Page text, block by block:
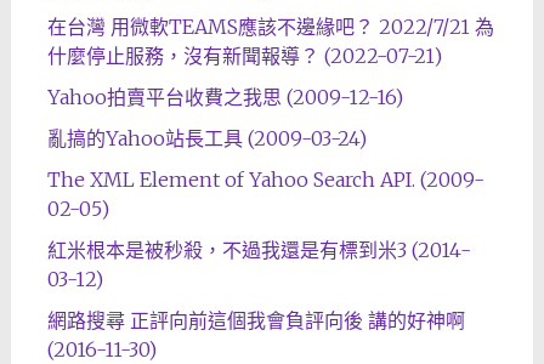
在台灣 用微軟TEAMS應該不邊緣吧？ 2022/7/21 為
什麼停止服務，沒有新聞報導？ (2022-07-21)
Yahoo拍賣平台收費之我思 (2009-12-16)
亂搞的Yahoo站長工具 (2009-03-24)
The XML Element of Yahoo Search API. (2009-
02-05)
紅米根本是被秒殺，不過我還是有標到米3 (2014-
03-12)
網路搜尋 正評向前這個我會負評向後 講的好神啊
(2016-11-30)